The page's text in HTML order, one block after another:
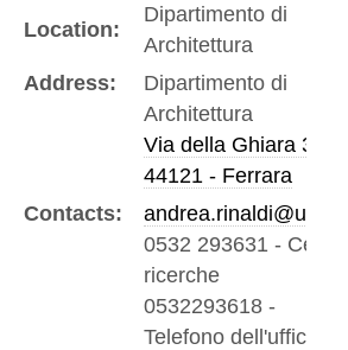
Location:
Dipartimento di
Architettura
Address:
Dipartimento di
Architettura
Via della Ghiara 36
44121 - Ferrara
Contacts:
andrea.rinaldi@unife.it
0532 293631 - Centro
ricerche
0532293618 -
Telefono dell'ufficio